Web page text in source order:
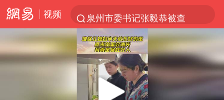
视频
泉州市委书记张毅恭被查
沙特土耳其巴基斯坦签署共同防务协议
河南将重点打击十类新型黑恶犯罪
老中医：立秋后养心是关键
中医教你一招提升气血